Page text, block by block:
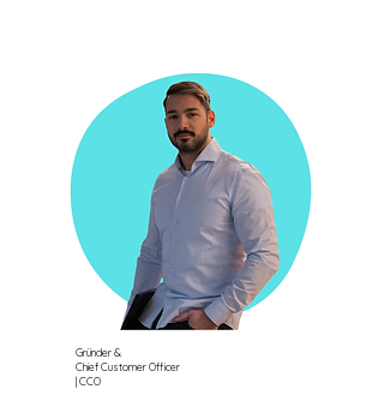
Gründer &
Chief Customer Officer
| CCO